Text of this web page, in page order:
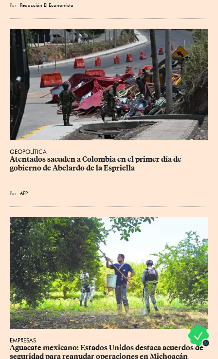
Por Redacción El Economista
GEOPOLÍTICA
Atentados sacuden a Colombia en el primer día de
gobierno de Abelardo de la Espriella
Por AFP
EMPRESAS
Aguacate mexicano: Estados Unidos destaca acuerdos de
seguridad para reanudar operaciones en Michoacán